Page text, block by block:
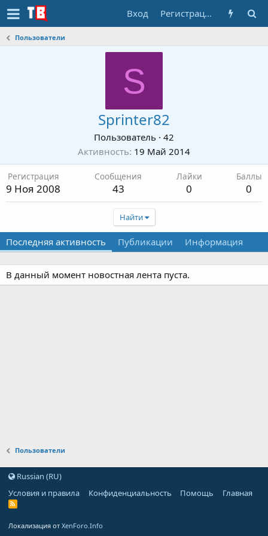
Вход Регистрация
Пользователи
S
Sprinter82
Пользователь · 42
Активность 19 Май 2014
Регистрация
9 Ноя 2008
Сообщения
43
Лайки
0
Баллы
0
Найти
Последняя активность Публикации Информация
В данный момент новостная лента пуста.
Пользователи
Russian (RU)
Условия и правила
Конфиденциальность Помощь Главная
Локализация от XenForo.Info